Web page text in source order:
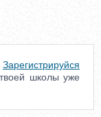
Зарегистрируйся
школы уже